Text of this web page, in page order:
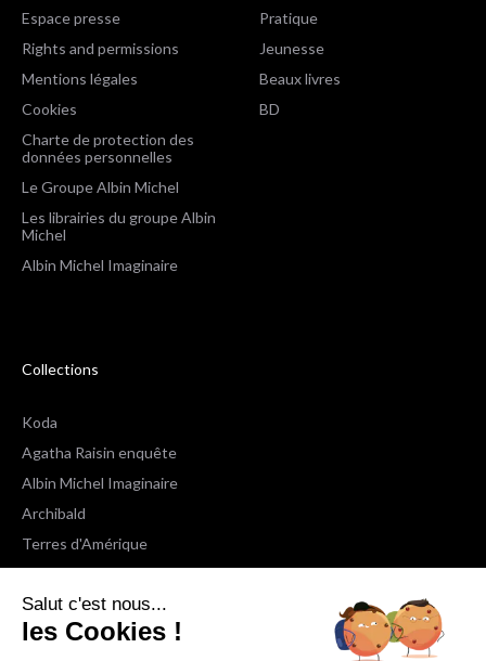
Salut c'est nous...
les Cookies !
Espace presse
Rights and permissions
Mentions légales
Cookies
Charte de protection des
données personnelles
Le Groupe Albin Michel
Les librairies du groupe Albin
Michel
Albin Michel Imaginaire
Pratique
Jeunesse
Beaux livres
BD
Collections
Koda
Agatha Raisin enquête
Albin Michel Imaginaire
Archibald
Terres d'Amérique
Espaces Libres Poche
NOX
Wiz